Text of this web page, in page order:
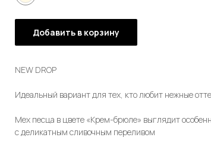
Добавить в корзину
NEW DROP
Идеальный вариант для тех, кто любит нежные
Мех песца в цвете «Крем-брюле» выглядит
с деликатным сливочным переливом